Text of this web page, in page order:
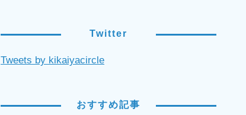
Twitter
Tweets by kikaiyacircle
おすすめ記事